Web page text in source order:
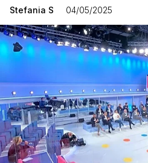
Stefania S 04/05/2025